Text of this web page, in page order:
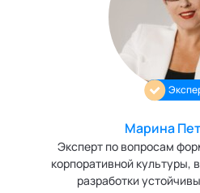
Персонология и
Позитивная динамическая
Системные продажи
Марина
Эксперт по вопросам
корпоративной культуры,
разработки